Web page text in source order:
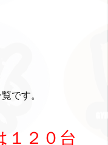
です。
１２０台